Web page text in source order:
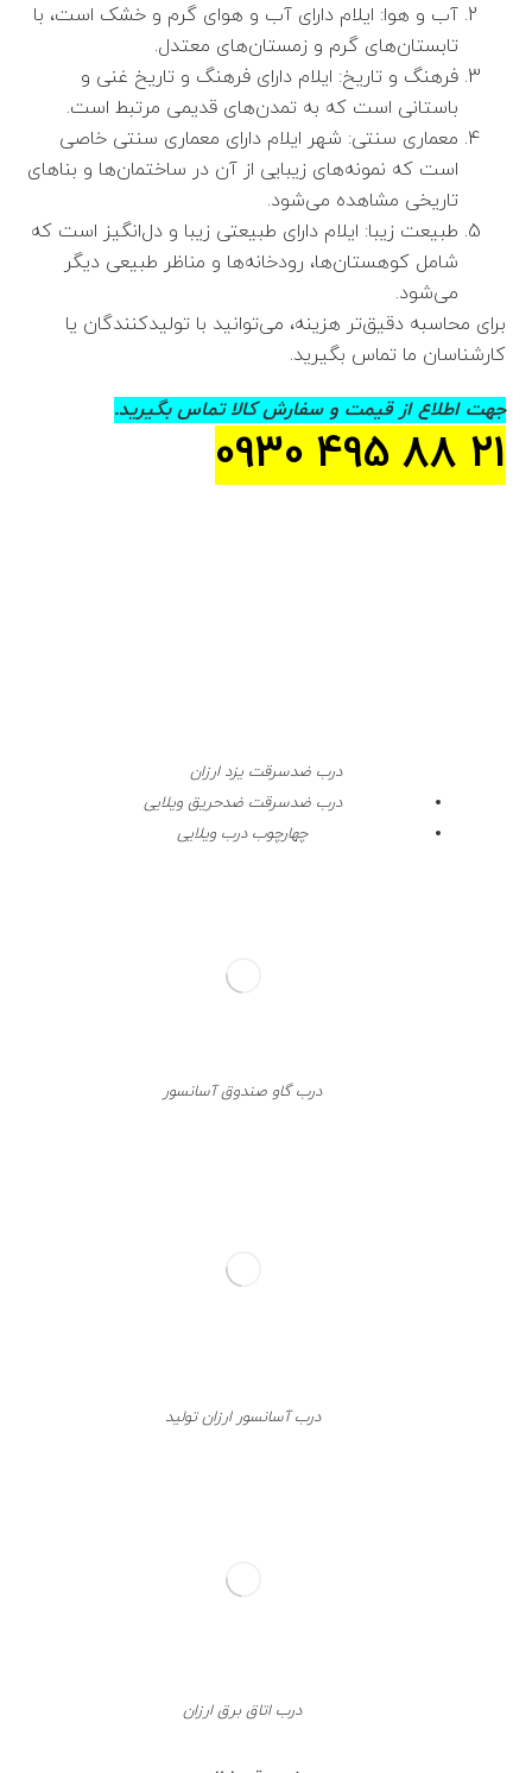
آب و هوا: ایلام دارای آب و هوای گرم و خشک است، با
تابستان‌های گرم و زمستان‌های معتدل.
فرهنگ و تاریخ: ایلام دارای فرهنگ و تاریخ غنی و
باستانی است که به تمدن‌های قدیمی مرتبط است.
معماری سنتی: شهر ایلام دارای معماری سنتی خاصی
است که نمونه‌های زیبایی از آن در ساختمان‌ها و بناهای
تاریخی مشاهده می‌شود.
طبیعت زیبا: ایلام دارای طبیعتی زیبا و دل‌انگیز است که
شامل کوهستان‌ها، رودخانه‌ها و مناظر طبیعی دیگر
می‌شود.
برای محاسبه دقیق‌تر هزینه، می‌توانید با تولیدکنندگان یا
کارشناسان ما تماس بگیرید.
جهت اطلاع از قیمت و سفارش کالا تماس بگیرید.
21 88 495 0930
درب ضدسرقت یزد ارزان
درب ضدسرقت ضدحریق ویلایی
چهارچوب درب ویلایی
درب گاو صندوق آسانسور
درب آسانسور ارزان تولید
درب اتاق برق ارزان